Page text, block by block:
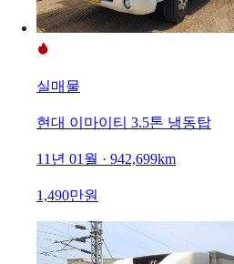
실매물
현대 이마이티 3.5톤 냉동탑
11년 01월 · 942,699km
1,490만원